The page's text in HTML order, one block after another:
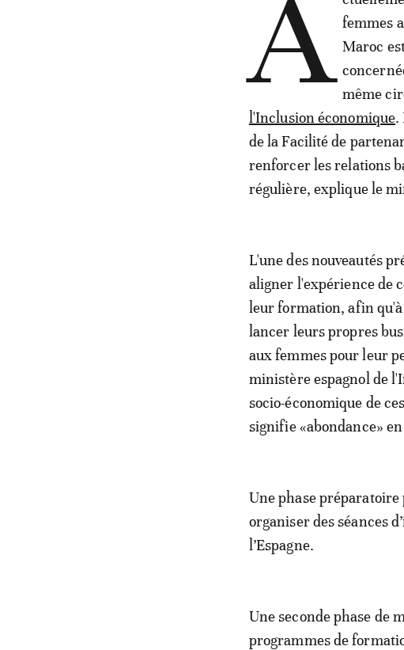
A femmes
Maroc
même
l'Inclusion économique.
de la Facilité de
renforcer les relations
régulière, explique le
L'une des nouveautés
aligner l'expérience de
leur formation, afin
lancer leurs propres
aux femmes pour leur
ministère espagnol de
socio-économique de
signifie «abondance»
Une phase
organiser des séances
l’Espagne.
Une seconde phase de
programmes de